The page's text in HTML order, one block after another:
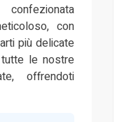
con
più delicate
le nostre
offrendoti